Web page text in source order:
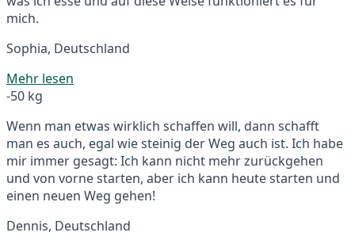
mich.
Sophia, Deutschland
Mehr lesen
-50 kg
Wenn man etwas wirklich schaffen will, dann schafft
man es auch, egal wie steinig der Weg auch ist. Ich habe
mir immer gesagt: Ich kann nicht mehr zurückgehen
und von vorne starten, aber ich kann heute starten und
einen neuen Weg gehen!
Dennis, Deutschland